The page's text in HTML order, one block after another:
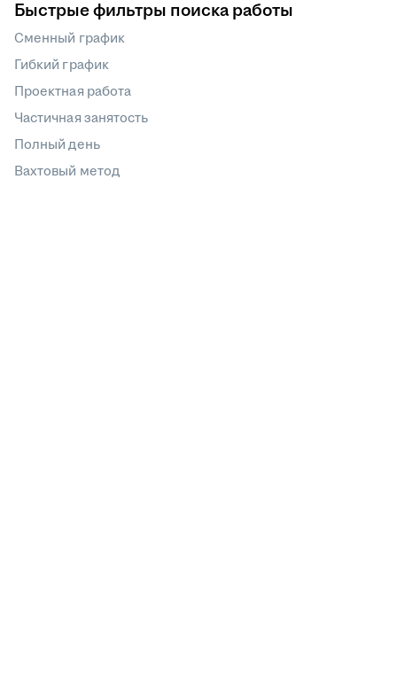
Быстрые фильтры поиска работы
Сменный график
Гибкий график
Проектная работа
Частичная занятость
Полный день
Вахтовый метод